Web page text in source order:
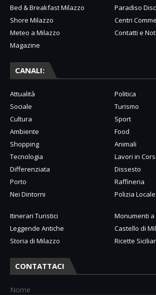
Bed & Breakfast Milazzo
Paradiso
Shore Milazzo
Centri
Meteo a Milazzo
Contatti e
Magazine
CANALI:
Attualità
Politica
Sociale
Turismo
Cultura
Sport
Ambiente
Food
Shopping
Animali
Tecnologia
Lavori in
Differenziata
Dissesto
Porto
Raffineria
Nei Dintorni
Polizia Locale
Itinerari Turistici
Monumenti a
Leggende Antiche
Castello di
Storia di Milazzo
Ricette
CONTATTACI
Nome